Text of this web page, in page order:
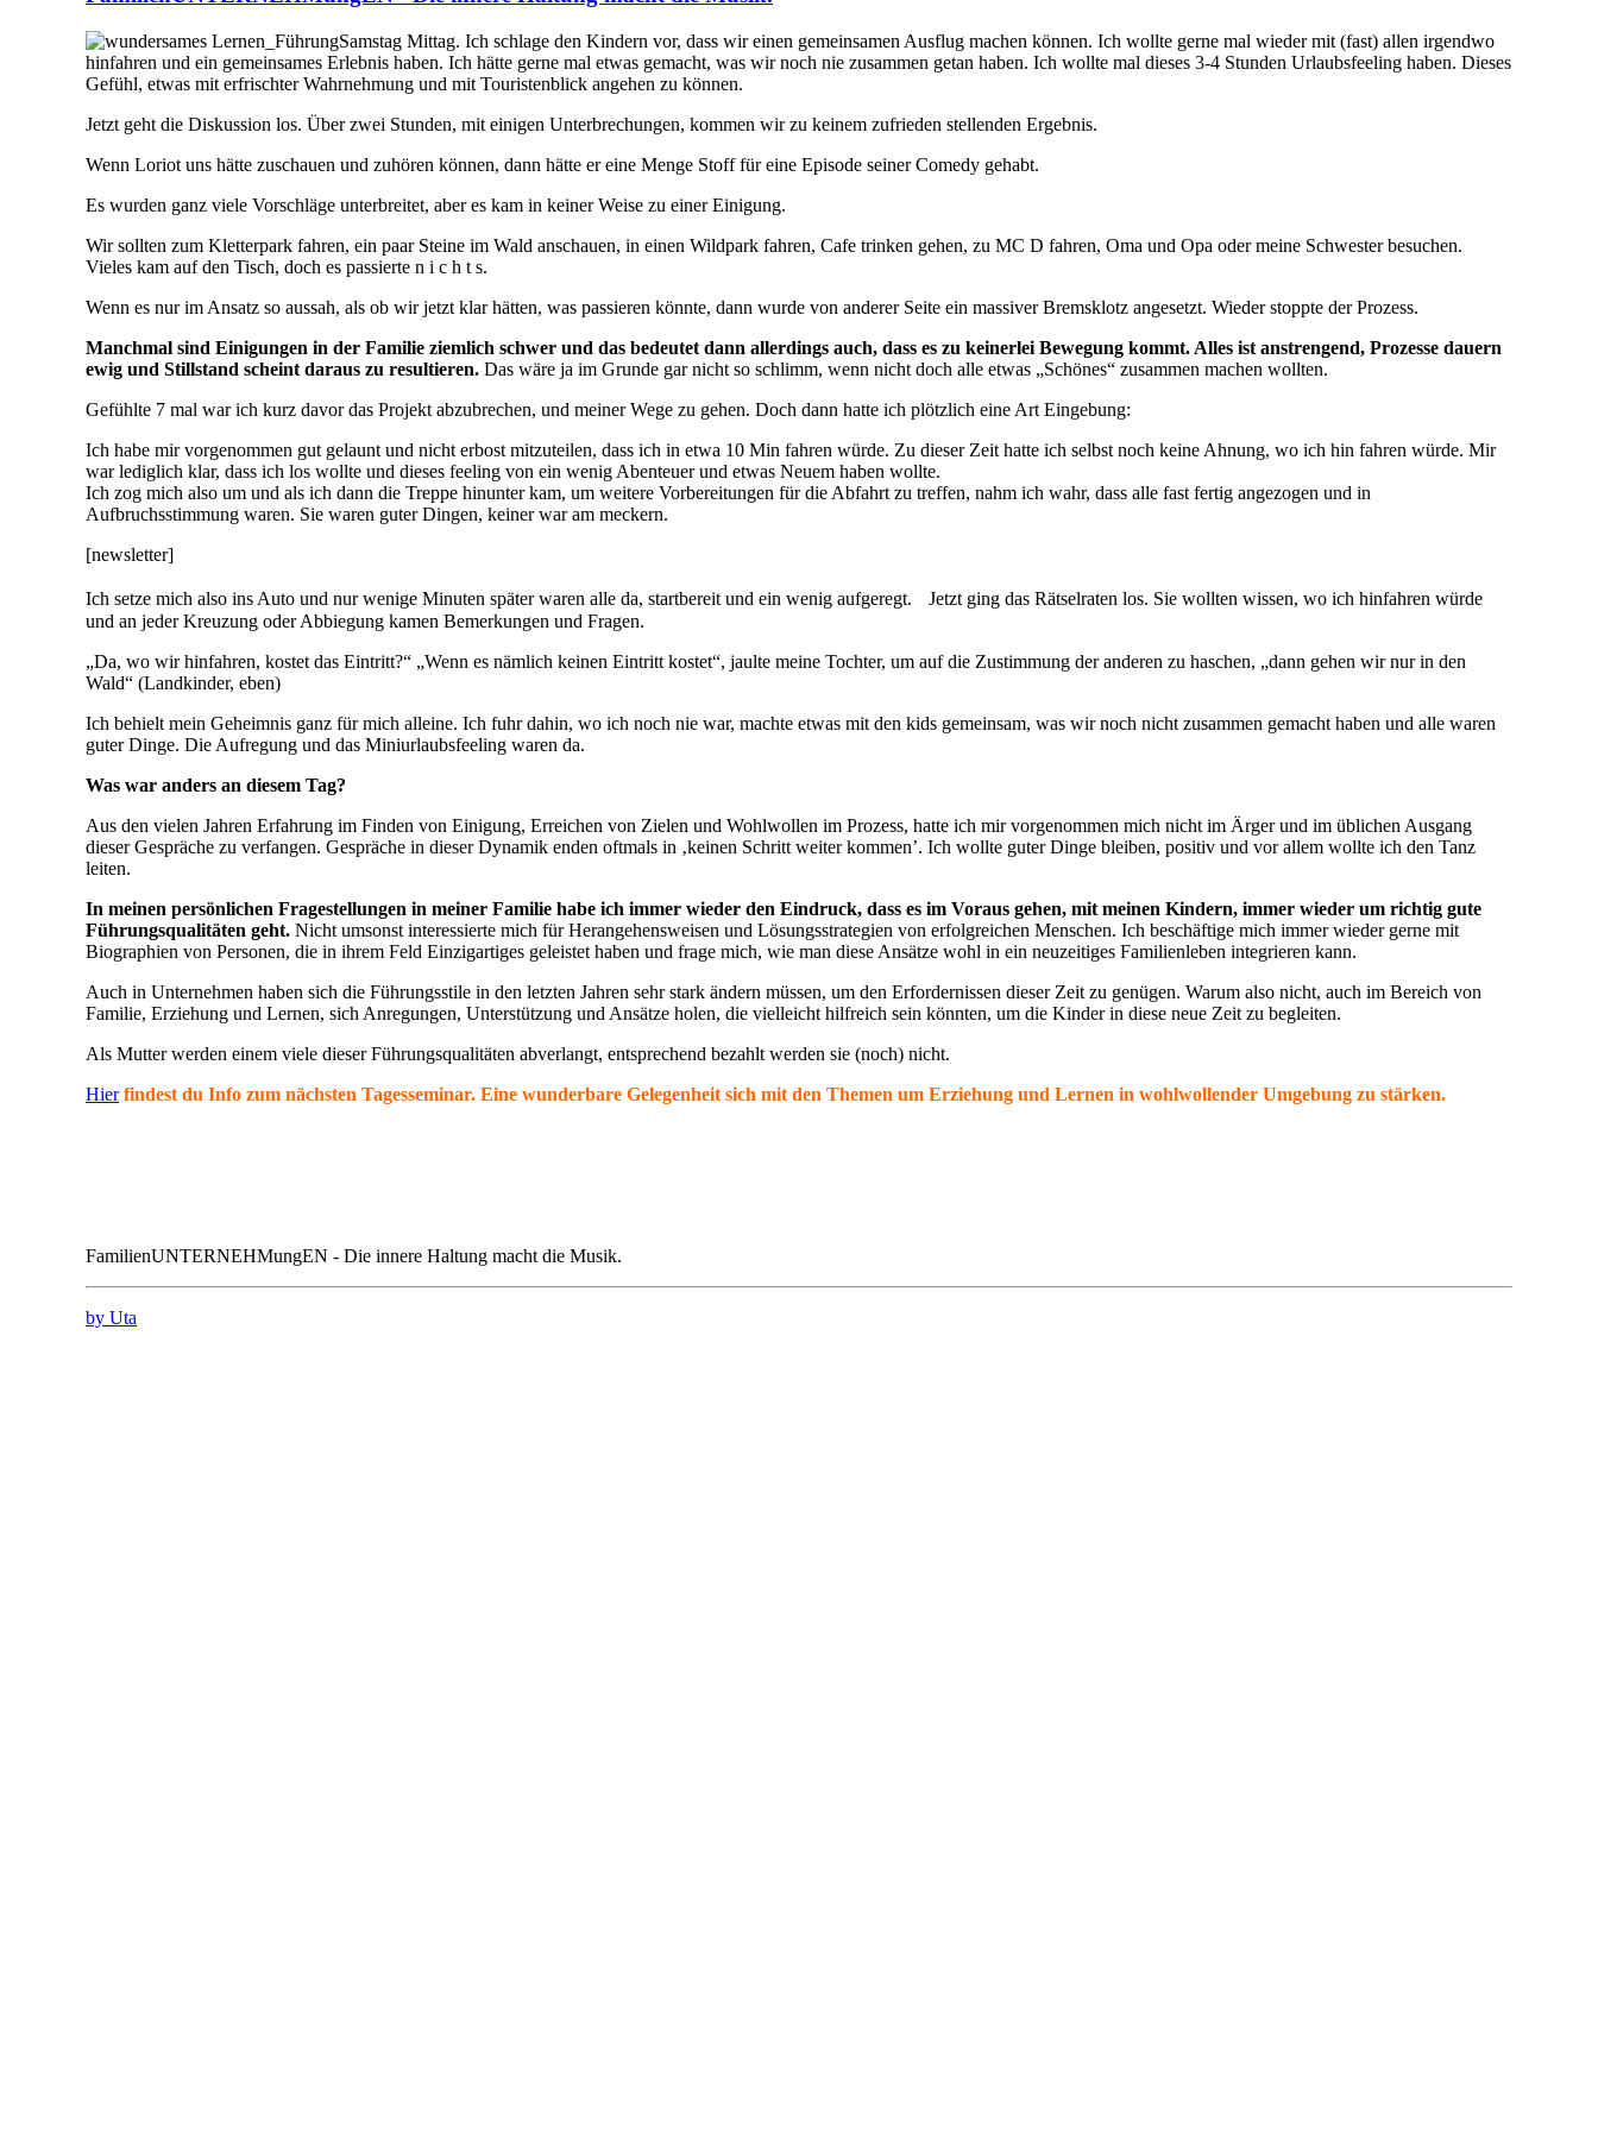
Samstag Mittag. Ich schlage den Kindern vor, dass wir einen gemeinsamen Ausflug machen können. Ich wollte gerne mal wieder mit (fast) allen irgendwo
hinfahren und ein gemeinsames Erlebnis haben. Ich hätte gerne mal etwas gemacht, was wir noch nie zusammen getan haben. Ich wollte mal dieses 3-4 Stunden Urlaubsfeeling haben. Dieses
Gefühl, etwas mit erfrischter Wahrnehmung und mit Touristenblick angehen zu können.
Jetzt geht die Diskussion los. Über zwei Stunden, mit einigen Unterbrechungen, kommen wir zu keinem zufrieden stellenden Ergebnis.
Wenn Loriot uns hätte zuschauen und zuhören können, dann hätte er eine Menge Stoff für eine Episode seiner Comedy gehabt.
Es wurden ganz viele Vorschläge unterbreitet, aber es kam in keiner Weise zu einer Einigung.
Wir sollten zum Kletterpark fahren, ein paar Steine im Wald anschauen, in einen Wildpark fahren, Cafe trinken gehen, zu MC D fahren, Oma und Opa oder meine Schwester besuchen.
Vieles kam auf den Tisch, doch es passierte n i c h t s.
Wenn es nur im Ansatz so aussah, als ob wir jetzt klar hätten, was passieren könnte, dann wurde von anderer Seite ein massiver Bremsklotz angesetzt. Wieder stoppte der Prozess.
Manchmal sind Einigungen in der Familie ziemlich schwer und das bedeutet dann allerdings auch, dass es zu keinerlei Bewegung kommt. Alles ist anstrengend, Prozesse dauern
ewig und Stillstand scheint daraus zu resultieren. Das wäre ja im Grunde gar nicht so schlimm, wenn nicht doch alle etwas „Schönes“ zusammen machen wollten.
Gefühlte 7 mal war ich kurz davor das Projekt abzubrechen, und meiner Wege zu gehen. Doch dann hatte ich plötzlich eine Art Eingebung:
Ich habe mir vorgenommen gut gelaunt und nicht erbost mitzuteilen, dass ich in etwa 10 Min fahren würde. Zu dieser Zeit hatte ich selbst noch keine Ahnung, wo ich hin fahren würde. Mir
war lediglich klar, dass ich los wollte und dieses feeling von ein wenig Abenteuer und etwas Neuem haben wollte.
Ich zog mich also um und als ich dann die Treppe hinunter kam, um weitere Vorbereitungen für die Abfahrt zu treffen, nahm ich wahr, dass alle fast fertig angezogen und in
Aufbruchsstimmung waren. Sie waren guter Dingen, keiner war am meckern.
[newsletter]
Ich setze mich also ins Auto und nur wenige Minuten später waren alle da, startbereit und ein wenig aufgeregt. Jetzt ging das Rätselraten los. Sie wollten wissen, wo ich hinfahren würde
und an jeder Kreuzung oder Abbiegung kamen Bemerkungen und Fragen.
„Da, wo wir hinfahren, kostet das Eintritt?“ „Wenn es nämlich keinen Eintritt kostet“, jaulte meine Tochter, um auf die Zustimmung der anderen zu haschen, „dann gehen wir nur in den
Wald“ (Landkinder, eben)
Ich behielt mein Geheimnis ganz für mich alleine. Ich fuhr dahin, wo ich noch nie war, machte etwas mit den kids gemeinsam, was wir noch nicht zusammen gemacht haben und alle waren
guter Dinge. Die Aufregung und das Miniurlaubsfeeling waren da.
Was war anders an diesem Tag?
Aus den vielen Jahren Erfahrung im Finden von Einigung, Erreichen von Zielen und Wohlwollen im Prozess, hatte ich mir vorgenommen mich nicht im Ärger und im üblichen Ausgang
dieser Gespräche zu verfangen. Gespräche in dieser Dynamik enden oftmals in ‚keinen Schritt weiter kommen’. Ich wollte guter Dinge bleiben, positiv und vor allem wollte ich den Tanz
leiten.
In meinen persönlichen Fragestellungen in meiner Familie habe ich immer wieder den Eindruck, dass es im Voraus gehen, mit meinen Kindern, immer wieder um richtig gute
Führungsqualitäten geht. Nicht umsonst interessierte mich für Herangehensweisen und Lösungsstrategien von erfolgreichen Menschen. Ich beschäftige mich immer wieder gerne mit
Biographien von Personen, die in ihrem Feld Einzigartiges geleistet haben und frage mich, wie man diese Ansätze wohl in ein neuzeitiges Familienleben integrieren kann.
Auch in Unternehmen haben sich die Führungsstile in den letzten Jahren sehr stark ändern müssen, um den Erfordernissen dieser Zeit zu genügen. Warum also nicht, auch im Bereich von
Familie, Erziehung und Lernen, sich Anregungen, Unterstützung und Ansätze holen, die vielleicht hilfreich sein könnten, um die Kinder in diese neue Zeit zu begleiten.
Als Mutter werden einem viele dieser Führungsqualitäten abverlangt, entsprechend bezahlt werden sie (noch) nicht.
Hier findest du Info zum nächsten Tagesseminar. Eine wunderbare Gelegenheit sich mit den Themen um Erziehung und Lernen in wohlwollender Umgebung zu stärken.
FamilienUNTERNEHMungEN - Die innere Haltung macht die Musik.
by Uta